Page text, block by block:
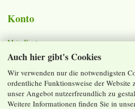
Auch hier gibt's Cookies
Wir verwenden nur die notwendigsten
ordentliche Funktionsweise der Website
unser Angebot nutzerfreundlich zu
Weitere Informationen finden Sie in
Konto
Mein Konto
Warenkorb
Merkzettel
Lieferzeiten und Versandkosten